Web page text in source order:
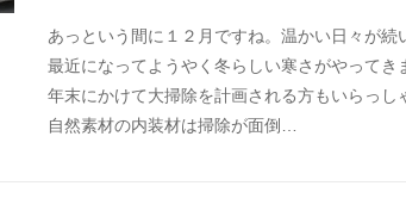
あっという間に１２月ですね。温かい日々が続
最近になってようやく冬らしい寒さがやってき
年末にかけて大掃除を計画される方もいらっし
自然素材の内装材は掃除が面倒…